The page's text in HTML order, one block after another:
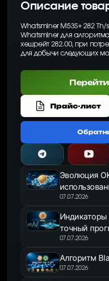
Описание
Whatsminer M53S+ 282
Whatsminer для
хешрейт 282.00, при
для добычи следующих
Прайс-лист
Эволюция
OKX
07.07.2026
Индикаторы
точный
году
07.07.2026
Алгоритм
07.07.2026